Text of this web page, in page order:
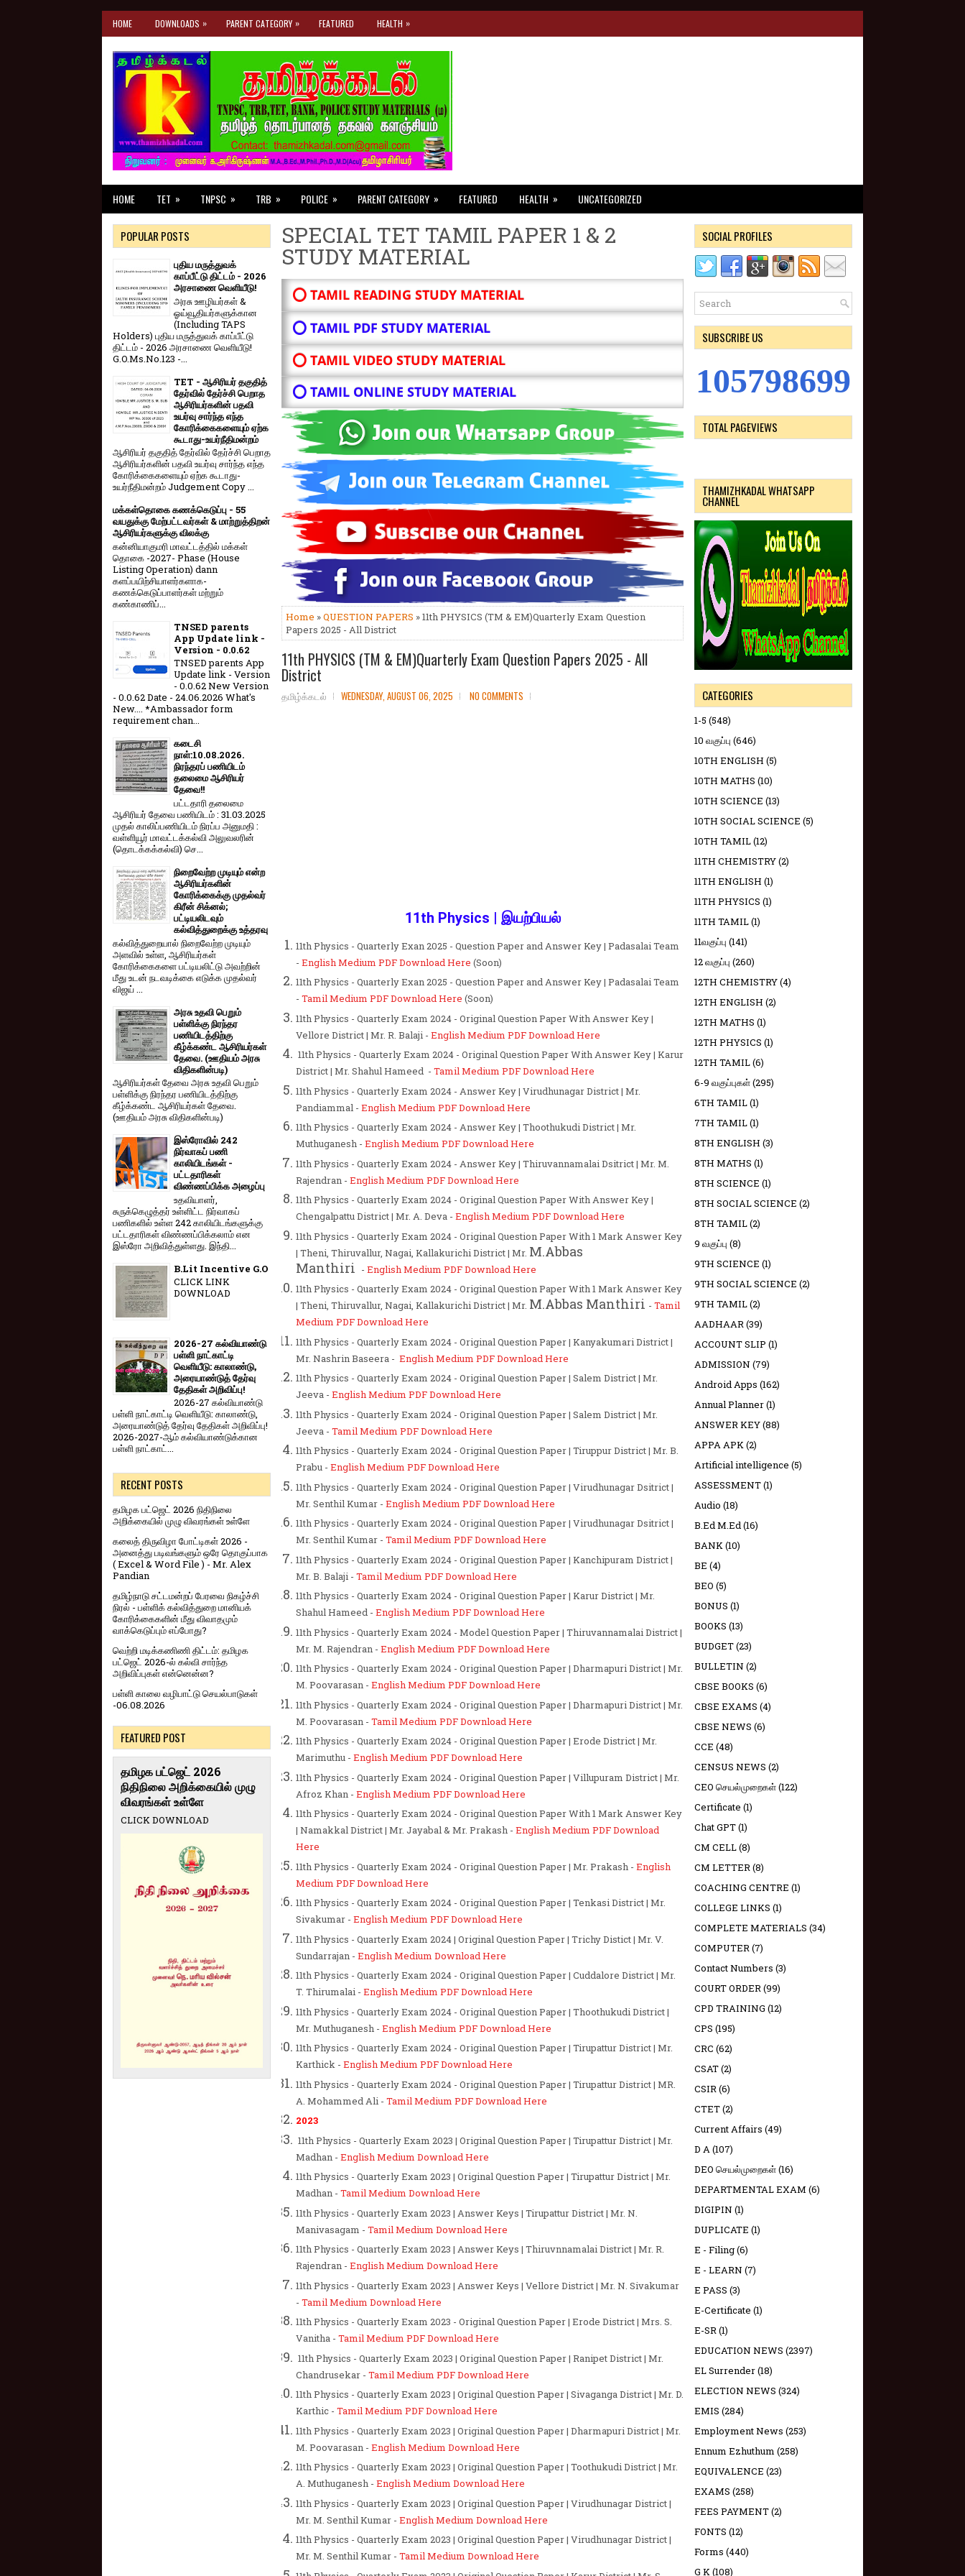
HOME DOWNLOADS » PARENT CATEGORY » FEATURED HEALTH »
HOME TET » TNPSC » TRB » POLICE » PARENT CATEGORY » FEATURED HEALTH » UNCATEGORIZED
SPECIAL TET TAMIL PAPER 1 & 2
STUDY MATERIAL
⭕ TAMIL READING STUDY MATERIAL
⭕ TAMIL PDF STUDY MATERIAL
⭕ TAMIL VIDEO STUDY MATERIAL
⭕ TAMIL ONLINE STUDY MATERIAL
Home »QUESTION PAPERS » 11th PHYSICS (TM & EM)Quarterly Exam Question
Papers 2025 - All District
11th PHYSICS (TM & EM)Quarterly Exam Question Papers 2025 - All
District
தமிழ்க்கடல் WEDNESDAY, AUGUST 06, 2025 NO COMMENTS
11th Physics | இயற்பியல்
11th Physics - Quarterly Exan 2025 - Question Paper and Answer Key | Padasalai Team
- English Medium PDF Download Here (Soon)
11th Physics - Quarterly Exan 2025 - Question Paper and Answer Key | Padasalai Team
- Tamil Medium PDF Download Here (Soon)
11th Physics - Quarterly Exam 2024 - Original Question Paper With Answer Key |
Vellore District | Mr. R. Balaji - English Medium PDF Download Here
11th Physics - Quarterly Exam 2024 - Original Question Paper With Answer Key | Karur
District | Mr. Shahul Hameed - Tamil Medium PDF Download Here
11th Physics - Quarterly Exam 2024 - Answer Key | Virudhunagar District | Mr.
Pandiammal - English Medium PDF Download Here
11th Physics - Quarterly Exam 2024 - Answer Key | Thoothukudi District | Mr.
Muthuganesh - English Medium PDF Download Here
11th Physics - Quarterly Exam 2024 - Answer Key | Thiruvannamalai Dsitrict | Mr. M.
Rajendran - English Medium PDF Download Here
11th Physics - Quarterly Exam 2024 - Original Question Paper With Answer Key |
Chengalpattu District | Mr. A. Deva - English Medium PDF Download Here
11th Physics - Quarterly Exam 2024 - Original Question Paper With 1 Mark Answer Key
| Theni, Thiruvallur, Nagai, Kallakurichi District | Mr. M.Abbas
Manthiri - English Medium PDF Download Here
11th Physics - Quarterly Exam 2024 - Original Question Paper With 1 Mark Answer Key
| Theni, Thiruvallur, Nagai, Kallakurichi District| Mr. M.Abbas Manthiri - Tamil
Medium PDF Download Here
11th Physics - Quarterly Exam 2024 - Original Question Paper | Kanyakumari District |
Mr. Nashrin Baseera - English Medium PDF Download Here
11th Physics - Quarterly Exam 2024 - Original Question Paper | Salem District | Mr.
Jeeva - English Medium PDF Download Here
11th Physics - Quarterly Exam 2024 - Original Question Paper | Salem District | Mr.
Jeeva - Tamil Medium PDF Download Here
11th Physics - Quarterly Exam 2024 - Original Question Paper | Tiruppur District | Mr. B.
Prabu - English Medium PDF Download Here
11th Physics - Quarterly Exam 2024 - Original Question Paper | Virudhunagar Dsitrict |
Mr. Senthil Kumar - English Medium PDF Download Here
11th Physics - Quarterly Exam 2024 - Original Question Paper | Virudhunagar Dsitrict |
Mr. Senthil Kumar - Tamil Medium PDF Download Here
11th Physics - Quarterly Exam 2024 - Original Question Paper | Kanchipuram District |
Mr. B. Balaji - Tamil Medium PDF Download Here
11th Physics - Quarterly Exam 2024 - Original Question Paper | Karur District| Mr.
Shahul Hameed - English Medium PDF Download Here
11th Physics - Quarterly Exam 2024 - Model Question Paper | Thiruvannamalai District |
Mr. M. Rajendran - English Medium PDF DownloadHere
11th Physics - Quarterly Exam 2024 - Original Question Paper | Dharmapuri District | Mr.
M. Poovarasan - English Medium PDF Download Here
11th Physics - Quarterly Exam 2024 - Original Question Paper | Dharmapuri District | Mr.
M. Poovarasan - Tamil Medium PDF Download Here
11th Physics - Quarterly Exam 2024 - Original Question Paper | Erode District | Mr.
Marimuthu - English Medium PDF Download Here
11th Physics - Quarterly Exam 2024 - Original Question Paper | Villupuram District | Mr.
Afroz Khan - English Medium PDF Download Here
11th Physics - Quarterly Exam 2024 - Original Question Paper With 1 Mark Answer Key
| Namakkal District | Mr. Jayabal & Mr. Prakash - English Medium PDF Download
Here
11th Physics - Quarterly Exam 2024 - Original Question Paper | Mr. Prakash - English
Medium PDF Download Here
11th Physics - Quarterly Exam 2024 - Original Question Paper | Tenkasi District | Mr.
Sivakumar - English Medium PDF Download Here
11th Physics - Quarterly Exam 2024 | Original Question Paper | Trichy Distict | Mr. V.
Sundarrajan - English Medium Download Here
11th Physics - Quarterly Exam 2024 - Original Question Paper | Cuddalore District | Mr.
T. Thirumalai - English Medium PDF Download Here
11th Physics - Quarterly Exam 2024 - Original Question Paper | Thoothukudi District |
Mr. Muthuganesh - English Medium PDF Download Here
11th Physics - Quarterly Exam 2024 - Original Question Paper | Tirupattur District | Mr.
Karthick - English Medium PDF Download Here
11th Physics - Quarterly Exam 2024 - Original Question Paper | Tirupattur District | MR.
A. Mohammed Ali - Tamil Medium PDF Download Here
2023
11th Physics - Quarterly Exam 2023 | Original Question Paper | Tirupattur District | Mr.
Madhan - English Medium Download Here
11th Physics - Quarterly Exam 2023 | Original Question Paper | Tirupattur District | Mr.
Madhan - Tamil Medium Download Here
11th Physics - Quarterly Exam 2023 | Answer Keys | Tirupattur District | Mr. N.
Manivasagam - Tamil Medium Download Here
11th Physics - Quarterly Exam 2023 | Answer Keys | Thiruvnnamalai District | Mr. R.
Rajendran - English Medium Download Here
11th Physics - Quarterly Exam 2023 | Answer Keys | Vellore District | Mr. N. Sivakumar
- Tamil Medium Download Here
11th Physics - Quarterly Exam 2023 - Original Question Paper | Erode District | Mrs. S.
Vanitha - Tamil Medium PDF Download Here
11th Physics - Quarterly Exam 2023 | Original Question Paper | Ranipet District | Mr.
Chandrusekar - Tamil Medium PDF Download Here
11th Physics - Quarterly Exam 2023 | Original Question Paper | Sivaganga District | Mr. D.
Karthic - Tamil Medium PDF Download Here
11th Physics - Quarterly Exam 2023 | Original Question Paper | Dharmapuri District | Mr.
M. Poovarasan - English Medium Download Here
11th Physics - Quarterly Exam 2023 | Original Question Paper | Toothukudi District | Mr.
A. Muthuganesh - English Medium Download Here
11th Physics - Quarterly Exam 2023 | Original Question Paper | Virudhunagar District |
Mr. M. Senthil Kumar - English Medium Download Here
11th Physics - Quarterly Exam 2023 | Original Question Paper | Virudhunagar District |
Mr. M. Senthil Kumar - Tamil Medium Download Here
POPULAR POSTS
புதிய மருத்துவக்
காப்பீட்டு திட்டம் - 2026
அரசாணை வெளியீடு!
அரசு ஊழியர்கள் &
ஓய்வூதியர்களுக்கான
(Including TAPS
Holders) புதிய மருத்துவக் காப்பீட்டு
திட்டம் - 2026 அரசாணை வெளியீடு!
G.O.Ms.No.123 -...
TET - ஆசிரியர் தகுதித்
தேர்வில் தேர்ச்சி பெறாத
ஆசிரியர்களின் பதவி
உயர்வு சார்ந்த எந்த
கோரிக்கைகளையும் ஏற்க
கூடாது-உயர்நீதிமன்றம்
ஆசிரியர் தகுதித் தேர்வில் தேர்ச்சி பெறாத
ஆசிரியர்களின் பதவி உயர்வு சார்ந்த எந்த
கோரிக்கைகளையும் ஏற்க கூடாது-
உயர்நீதிமன்றம் Judgement Copy ...
மக்கள்தொகை கணக்கெடுப்பு - 55
வயதுக்கு மேற்பட்டவர்கள் & மாற்றுத்திறன்
ஆசிரியர்களுக்கு விலக்கு
கன்னியாகுமரி மாவட்டத்தில் மக்கள்
தொகை -2027- Phase (House
Listing Operation) dann
களப்பயிற்சியாளர்களாக-
கணக்கெடுப்பாளர்கள் மற்றும்
கண்காணிப்...
TNSED parents
App Update link -
Version - 0.0.62
TNSED parents App
Update link - Version
- 0.0.62 New Version
- 0.0.62 Date - 24.06.2026 What's
New.... *Ambassador form
requirement chan...
கடைசி
நாள்:10.08.2026.
நிரந்தரப் பணியிடம்
தலைமை ஆசிரியர்
தேவை!!
பட்டதாரி தலைமை
ஆசிரியர் தேவை பணியிடம் : 31.03.2025
முதல் காலிப்பணியிடம் நிரப்ப அனுமதி :
வள்ளியூர் மாவட்டக்கல்வி அலுவலரின்
(தொடக்கக்கல்வி) செ...
நிறைவேற்ற முடியும் என்ற
ஆசிரியர்களின்
கோரிக்கைக்கு முதல்வர்
கிரீன் சிக்னல்;
பட்டியலிடவும்
கல்வித்துறைக்கு உத்தரவு
கல்வித்துறையால் நிறைவேற்ற முடியும்
அளவில் உள்ள, ஆசிரியர்கள்
கோரிக்கைகளை பட்டியலிட்டு அவற்றின்
மீது உடன் நடவடிக்கை எடுக்க முதல்வர்
விஜய் ...
அரசு உதவி பெறும்
பள்ளிக்கு நிரந்தர
பணியிடத்திற்கு
கீழ்க்கண்ட ஆசிரியர்கள்
தேவை. (ஊதியம் அரசு
விதிகளின்படி)
ஆசிரியர்கள் தேவை அரசு உதவி பெறும்
பள்ளிக்கு நிரந்தர பணியிடத்திற்கு
கீழ்க்கண்ட ஆசிரியர்கள் தேவை.
(ஊதியம் அரசு விதிகளின்படி)
இஸ்ரோவில் 242
நிர்வாகப் பணி
காலியிடங்கள் -
பட்டதாரிகள்
விண்ணப்பிக்க அழைப்பு
உதவியாளர்,
சுருக்கெழுத்தர் உள்ளிட்ட நிர்வாகப்
பணிகளில் உள்ள 242 காலியிடங்களுக்கு
பட்டதாரிகள் விண்ணப்பிக்கலாம் என
இஸ்ரோ அறிவித்துள்ளது. இந்தி...
B.Lit Incentive G.O
CLICK LINK
DOWNLOAD
2026-27 கல்வியாண்டு
பள்ளி நாட்காட்டி
வெளியீடு: காலாண்டு,
அரையாண்டுத் தேர்வு
தேதிகள் அறிவிப்பு!
2026-27 கல்வியாண்டு
பள்ளி நாட்காட்டி வெளியீடு: காலாண்டு,
அரையாண்டுத் தேர்வு தேதிகள் அறிவிப்பு!
2026-2027-ஆம் கல்வியாண்டுக்கான
பள்ளி நாட்காட்...
RECENT POSTS
தமிழக பட்ஜெட் 2026 நிதிநிலை
அறிக்கையில் முழு விவரங்கள் உள்ளே
கலைத் திருவிழா போட்டிகள் 2026 -
அனைத்து படிவங்களும் ஒரே தொகுப்பாக
( Excel & Word File ) - Mr. Alex
Pandian
தமிழ்நாடு சட்டமன்றப் பேரவை நிகழ்ச்சி
நிரல் - பள்ளிக் கல்வித்துறை மானியக்
கோரிக்கைகளின் மீது விவாதமும்
வாக்கெடுப்பும் எப்போது?
வெற்றி மடிக்கணிணி திட்டம்: தமிழக
பட்ஜெட் 2026-ல் கல்வி சார்ந்த
அறிவிப்புகள் என்னென்ன?
பள்ளி காலை வழிபாட்டு செயல்பாடுகள்
-06.08.2026
FEATURED POST
தமிழக பட்ஜெட் 2026
நிதிநிலை அறிக்கையில் முழு
விவரங்கள் உள்ளே
CLICK DOWNLOAD
SOCIAL PROFILES
SUBSCRIBE US
105798699
TOTAL PAGEVIEWS
THAMIZHKADAL WHATSAPP
CHANNEL
CATEGORIES
1-5 (548)
10 வகுப்பு (646)
10TH ENGLISH (5)
10TH MATHS (10)
10TH SCIENCE (13)
10TH SOCIAL SCIENCE (5)
10TH TAMIL(12)
11TH CHEMISTRY(2)
11TH ENGLISH (1)
11TH PHYSICS (1)
11TH TAMIL(1)
11வகுப்பு (141)
12 வகுப்பு (260)
12TH CHEMISTRY(4)
12TH ENGLISH (2)
12TH MATHS (1)
12TH PHYSICS (1)
12TH TAMIL(6)
6-9 வகுப்புகள்(295)
6TH TAMIL(1)
7TH TAMIL(1)
8TH ENGLISH (3)
8TH MATHS (1)
8TH SCIENCE (1)
8TH SOCIAL SCIENCE (2)
8TH TAMIL(2)
9 வகுப்பு (8)
9TH SCIENCE (1)
9TH SOCIAL SCIENCE (2)
9TH TAMIL(2)
AADHAAR(39)
ACCOUNT SLIP (1)
ADMISSION (79)
Android Apps (162)
Annual Planner(1)
ANSWER KEY(88)
APPA APK(2)
Artificial intelligence (5)
ASSESSMENT(1)
Audio (18)
B.Ed M.Ed(16)
BANK(10)
BE (4)
BEO (5)
BONUS (1)
BOOKS (13)
BUDGET(23)
BULLETIN (2)
CBSE BOOKS (6)
CBSE EXAMS (4)
CBSE NEWS (6)
CCE (48)
CENSUS NEWS (2)
CEO செயல்முறைகள்(122)
Certificate (1)
Chat GPT(1)
CM CELL(8)
CM LETTER(8)
COACHING CENTRE (1)
COLLEGE LINKS (1)
COMPLETE MATERIALS (34)
COMPUTER(7)
Contact Numbers (3)
COURT ORDER(99)
CPD TRAINING (12)
CPS (195)
CRC (62)
CSAT(2)
CSIR(6)
CTET(2)
Current Affairs (49)
D A(107)
DEO செயல்முறைகள்(16)
DEPARTMENTAL EXAM (6)
DIGIPIN (1)
DUPLICATE (1)
E - Filing(6)
E - LEARN (7)
E PASS (3)
E-Certificate (1)
E-SR(1)
EDUCATION NEWS (2397)
EL Surrender(18)
ELECTION NEWS (324)
EMIS (284)
Employment News (253)
Ennum Ezhuthum (258)
EQUIVALENCE (23)
EXAMS (258)
FEES PAYMENT(2)
FONTS (12)
Forms (440)
G K(108)